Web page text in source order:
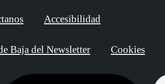
Accesibilidad
Baja del Newsletter Cookies